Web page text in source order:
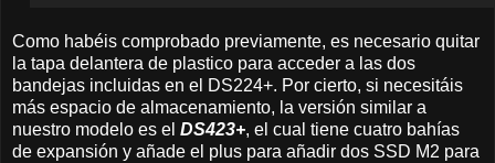
Como habéis comprobado previamente, es necesario quitar
la tapa delantera de plastico para acceder a las dos
bandejas incluidas en el DS224+. Por cierto, si necesitáis
más espacio de almacenamiento, la versión similar a
nuestro modelo es el DS423+, el cual tiene cuatro bahías
de expansión y añade el plus para añadir dos SSD M2 para